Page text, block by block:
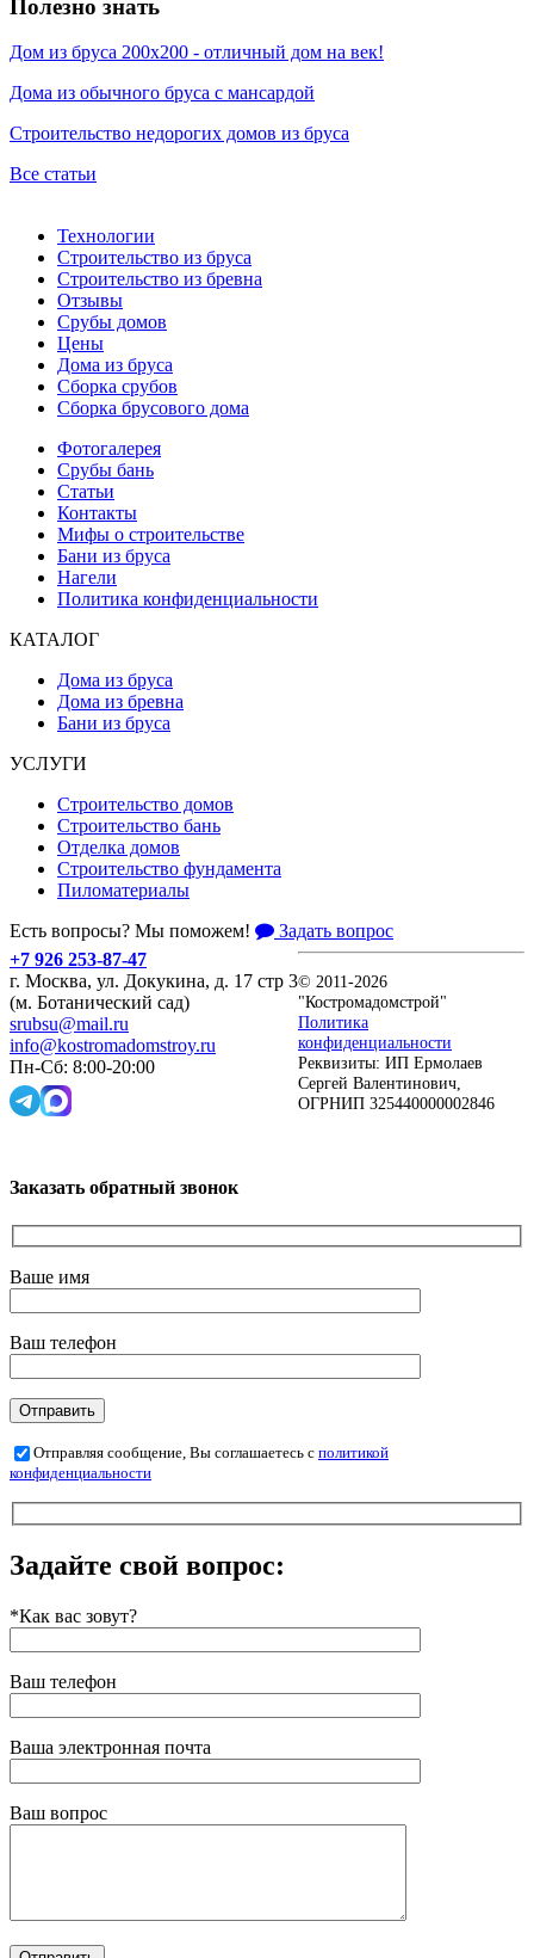
Полезно знать
Дом из бруса 200х200 - отличный дом на век!
Дома из обычного бруса с мансардой
Строительство недорогих домов из бруса
Все статьи
Технологии
Строительство из бруса
Строительство из бревна
Отзывы
Срубы домов
Цены
Дома из бруса
Сборка срубов
Сборка брусового дома
Фотогалерея
Срубы бань
Статьи
Контакты
Мифы о строительстве
Бани из бруса
Нагели
Политика конфиденциальности
КАТАЛОГ
Дома из бруса
Дома из бревна
Бани из бруса
УСЛУГИ
Строительство домов
Строительство бань
Отделка домов
Строительство фундамента
Пиломатериалы
Есть вопросы? Мы поможем!
Задать вопрос
+7 926 253-87-47
г. Москва, ул. Докукина, д. 17 стр 3
(м. Ботанический сад)
srubsu@mail.ru
info@kostromadomstroy.ru
Пн-Сб: 8:00-20:00
© 2011-2026
"Костромадомстрой"
Политика
конфиденциальности
Реквизиты: ИП Ермолаев
Сергей Валентинович,
ОГРНИП 325440000002846
Заказать обратный звонок
Ваше имя
Ваш телефон
Отправляя сообщение, Вы соглашаетесь с политикой
конфиденциальности
Задайте свой вопрос:
*Как вас зовут?
Ваш телефон
Ваша электронная почта
Ваш вопрос